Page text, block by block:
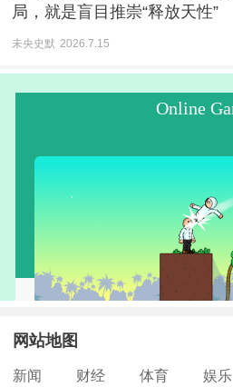
局，就是盲目推崇“释放天性”
未央史默 2026.7.15
网站地图
新闻 财经 体育 娱乐